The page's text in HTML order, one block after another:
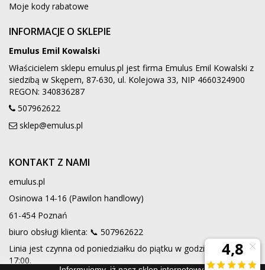
Moje kody rabatowe
INFORMACJE O SKLEPIE
Emulus Emil Kowalski
Właścicielem sklepu emulus.pl jest firma Emulus Emil Kowalski z
siedzibą w Skępem, 87-630, ul. Kolejowa 33, NIP 4660324900
REGON: 340836287
507962622
sklep@emulus.pl
KONTAKT Z NAMI
emulus.pl
Osinowa 14-16 (Pawilon handlowy)
61-454 Poznań
biuro obsługi klienta: 📞 507962622
Linia jest czynna od poniedziałku do piątku w godzinach 9:00 -
17:00.